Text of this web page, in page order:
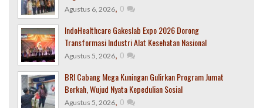
Agustus 6, 2026, 0
IndoHealthcare Gakeslab Expo 2026 Dorong
Transformasi Industri Alat Kesehatan Nasional
Agustus 5, 2026, 0
BRI Cabang Mega Kuningan Gulirkan Program Jumat
Berkah, Wujud Nyata Kepedulian Sosial
Agustus 5, 2026, 0